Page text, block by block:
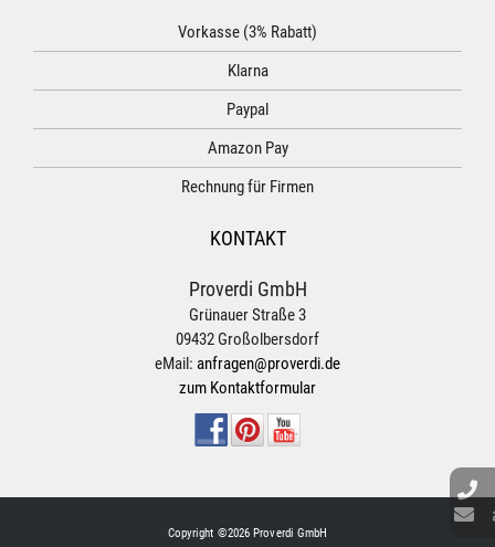
Vorkasse (3% Rabatt)
Klarna
Paypal
Amazon Pay
Rechnung für Firmen
KONTAKT
Proverdi GmbH
Grünauer Straße 3
09432 Großolbersdorf
eMail: anfragen@proverdi.de
zum Kontaktformular
Copyright ©2026 Proverdi GmbH